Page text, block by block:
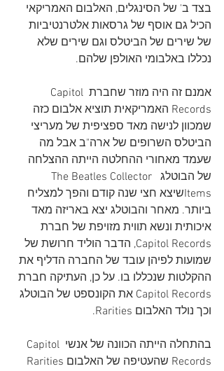
בצד ב' של הסינגלים, האלבום האמריקאי
הכיל גם אוסף של גרסאות אלטרנטיביות
של שירים של הביטלס וגם שירים שלא
נכללו באלבומי האולפן שלהם.
אמנם זה היה מוזר שחברת Capitol
Records האמריקאית תוציא אלבום כזה
שמכוון לנישה מאד ספציפית של מעריצי
הביטלס השרופים של ארה"ב אבל מה
שעמד מאחורי ההחלטה הייתה ההצלחה
של הבוטלג  The Beatles Collector
Itemsשיצא חצי שנה קודם והפך למצליח
ביותר. מאחר והבוטלג יצא באריזה מאד
איכותית ונשא תווית מזויפת של חברת
Capitol Records, הדבר הוליד חרושת של
שמועות לפיהן עובד של החברה הדליף את
ההקלטות שנכללו בו. על כן, העתיקה חברת
Capitol Records את הקונספט של הבוטלג
וכך נולד האלבום Rarities.
בהתחלה הייתה הכוונה של אנשי Capitol